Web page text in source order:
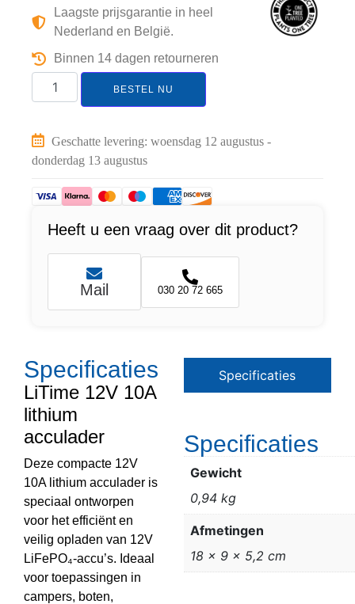
Laagste prijsgarantie in heel
Nederland en België.
Binnen 14 dagen retourneren
BESTEL NU
Geschatte levering: woensdag 12 augustus -
donderdag 13 augustus
Heeft u een vraag over dit product?
Mail 030 20 72 665
Specificaties
LiTime 12V 10A
lithium
acculader
Deze compacte 12V
10A lithium acculader is
speciaal ontworpen
voor het efficiënt en
veilig opladen van 12V
LiFePO₄-accu’s. Ideaal
voor toepassingen in
campers, boten,
Specificaties
Specificaties
Gewicht
0,94 kg
Afmetingen
18 × 9 × 5,2 cm